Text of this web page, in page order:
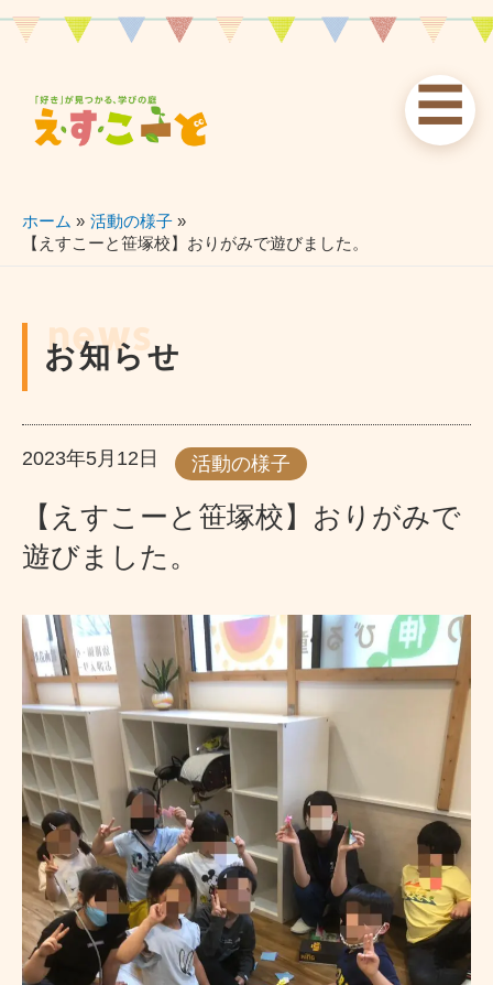
☰
お知らせ
news
えすこーと 各校案内
schools
ホーム
活動の様子
【えすこーと笹塚校】おりがみで遊びました。
news
お知らせ
2023年5月12日 活動の様子
【えすこーと笹塚校】おりがみで
遊びました。